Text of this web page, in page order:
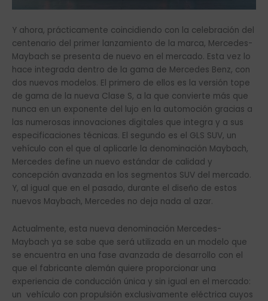
Y ahora, prácticamente coincidiendo con la celebración del
centenario del primer lanzamiento de la marca, Mercedes-
Maybach se presenta de nuevo en el mercado. Esta vez lo
hace integrada dentro de la gama de Mercedes Benz, con
dos nuevos modelos. El primero de ellos es la versión tope
de gama de la nueva Clase S, a la que convierte más que
nunca en un exponente del lujo en la automoción gracias a
las numerosas innovaciones digitales que integra y a sus
especificaciones técnicas. El segundo es el GLS SUV, un
vehículo con el que al aplicarle la denominación Maybach,
Mercedes define un nuevo estándar de calidad y
concepción avanzada en los segmentos SUV del mercado.
Y, al igual que en el pasado, durante el diseño de estos
nuevos Maybach, Mercedes no deja nada al azar.
Actualmente, esta nueva denominación Mercedes-
Maybach ya se sabe que será utilizada en un modelo que
se encuentra en una fase avanzada de desarrollo con el
que el fabricante alemán quiere proporcionar una
experiencia de conducción única y sin igual en el mercado:
un vehículo con propulsión exclusivamente eléctrica cuyos